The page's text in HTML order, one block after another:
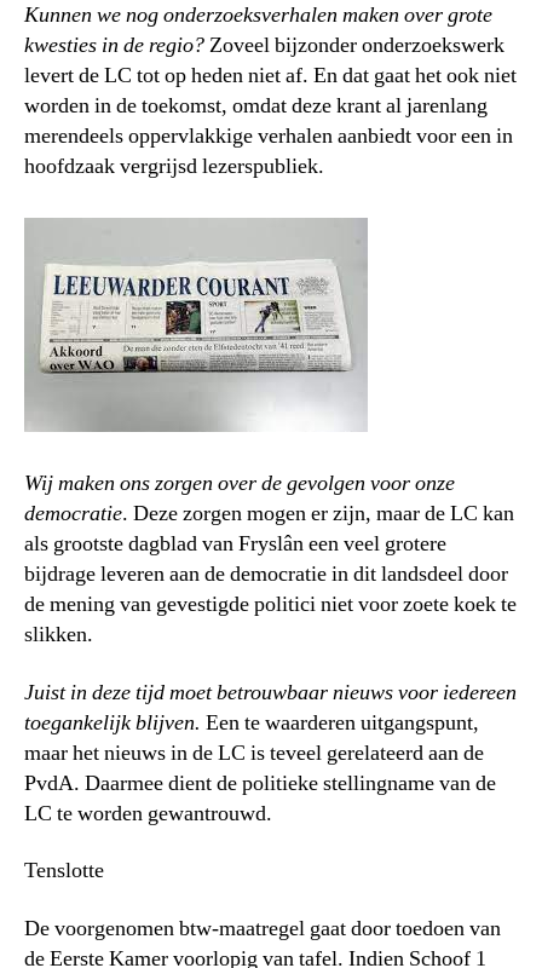
Kunnen we nog onderzoeksverhalen maken over grote
kwesties in de regio?Zoveel bijzonder onderzoekswerk
levert de LC tot op heden niet af. En dat gaat het ook niet
worden in de toekomst, omdat deze krant al jarenlang
merendeels oppervlakkige verhalen aanbiedt voor een in
hoofdzaak vergrijsd lezerspubliek.
Wij maken ons zorgen over de gevolgen voor onze
democratie. Deze zorgen mogen er zijn, maar de LC kan
als grootste dagblad van Fryslân een veel grotere
bijdrage leveren aan de democratie in dit landsdeel door
de mening van gevestigde politici niet voor zoete koek te
slikken.
Juist in deze tijd moet betrouwbaar nieuws voor iedereen
toegankelijk blijven. Een te waarderen uitgangspunt,
maar het nieuws in de LC is teveel gerelateerd aan de
PvdA. Daarmee dient de politieke stellingname van de
LC te worden gewantrouwd.
Tenslotte
De voorgenomen btw-maatregel gaat door toedoen van
de Eerste Kamer voorlopig van tafel. Indien Schoof 1